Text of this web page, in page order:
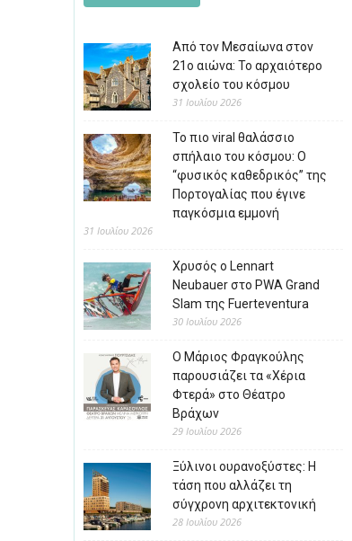
Από τον Μεσαίωνα στον
21ο αιώνα: Το αρχαιότερο
σχολείο του κόσμου
31 Ιουλίου 2026
Το πιο viral θαλάσσιο
σπήλαιο του κόσμου: Ο
“φυσικός καθεδρικός” της
Πορτογαλίας που έγινε
παγκόσμια εμμονή
31 Ιουλίου 2026
Χρυσός ο Lennart
Neubauer στο PWA Grand
Slam της Fuerteventura
30 Ιουλίου 2026
Ο Μάριος Φραγκούλης
παρουσιάζει τα «Χέρια
Φτερά» στο Θέατρο
Βράχων
29 Ιουλίου 2026
Ξύλινοι ουρανοξύστες: Η
τάση που αλλάζει τη
σύγχρονη αρχιτεκτονική
28 Ιουλίου 2026